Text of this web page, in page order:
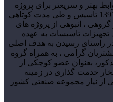
بهتر و سریعتر برای پروژه
های ساختمانی و صنعتی در سال 1391 تاسیس و طی مدت کوتاهی
، انبوهی از پروژه های
تجهیزات تاسیسات به عهده
راستای رسیدن به هدف اصلی
گرامی ، به همراه گروه
بعنوان عضو کوچکی از
خدمت گذاری در زمینه
از نیاز مجموعه صنعتی کشور